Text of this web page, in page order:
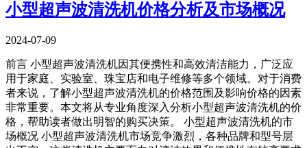
小型超声波清洗机价格分析及市场概况
2024-07-09
前言 小型超声波清洗机因其便携性和高效清洁能力，广泛应
用于家庭、实验室、珠宝店和电子维修等多个领域。对于消费
者来说，了解小型超声波清洗机的价格范围及影响价格的因素
非常重要。本文将从专业角度深入分析小型超声波清洗机的价
格，帮助读者做出明智的购买决策。 小型超声波清洗机的市
场概况 小型超声波清洗机市场竞争激烈，各种品牌和型号层